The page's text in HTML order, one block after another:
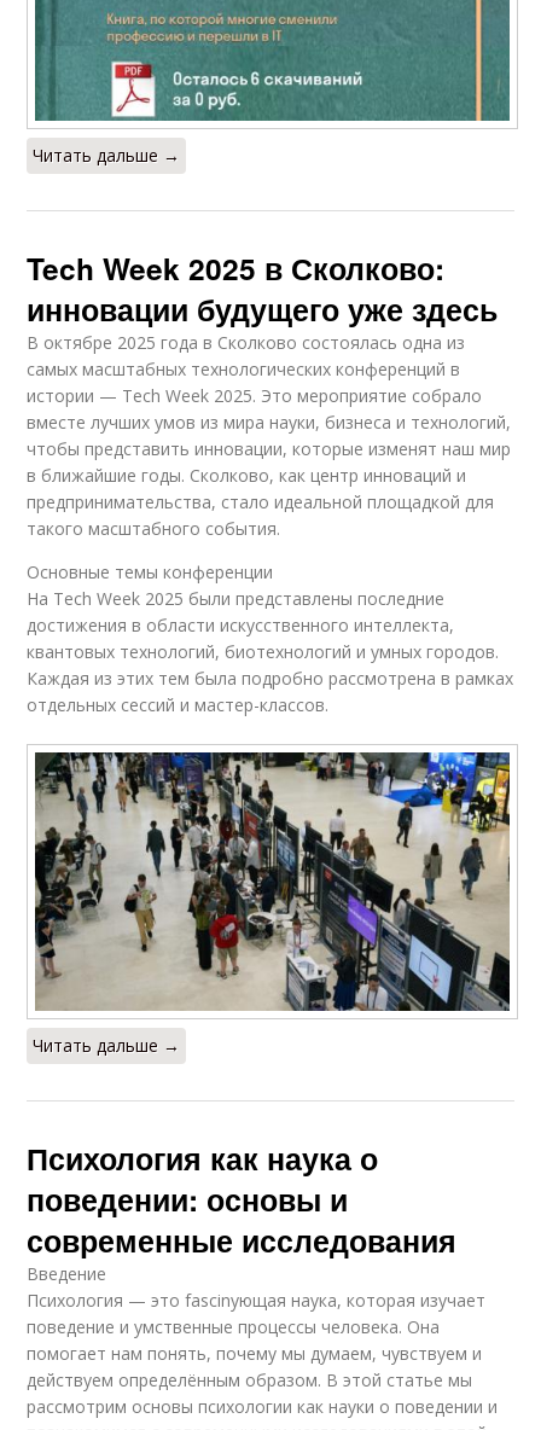
Читать дальше →
Tech Week 2025 в Сколково:
инновации будущего уже здесь
В октябре 2025 года в Сколково состоялась одна из
самых масштабных технологических конференций в
истории — Tech Week 2025. Это мероприятие собрало
вместе лучших умов из мира науки, бизнеса и технологий,
чтобы представить инновации, которые изменят наш мир
в ближайшие годы. Сколково, как центр инноваций и
предпринимательства, стало идеальной площадкой для
такого масштабного события.
Основные темы конференции
На Tech Week 2025 были представлены последние
достижения в области искусственного интеллекта,
квантовых технологий, биотехнологий и умных городов.
Каждая из этих тем была подробно рассмотрена в рамках
отдельных сессий и мастер-классов.
Читать дальше →
Психология как наука о
поведении: основы и
современные исследования
Введение
Психология — это fascinующая наука, которая изучает
поведение и умственные процессы человека. Она
помогает нам понять, почему мы думаем, чувствуем и
действуем определённым образом. В этой статье мы
рассмотрим основы психологии как науки о поведении и